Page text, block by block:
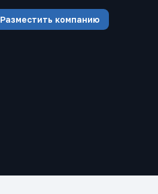
Разместить компанию